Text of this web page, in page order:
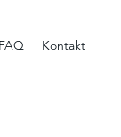
FAQ Kontakt